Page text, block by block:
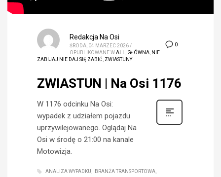
0
Redakcja Na Osi
ŚRODA, 04 MARZEC 2026 /
OPUBLIKOWANE WALL GŁÓWNA NIE
ZABIJAJ NIE DAJ SIĘ ZABIĆ ZWIASTUNY
ZWIASTUN | Na Osi 1176
W 1176 odcinku Na Osi:
wypadek z udziałem pojazdu
uprzywilejowanego. Oglądaj Na
Osi w środę o 21:00 na kanale
Motowizja.
ANALIZA WYPADKU
BRANŻA TRANSPORTOWA